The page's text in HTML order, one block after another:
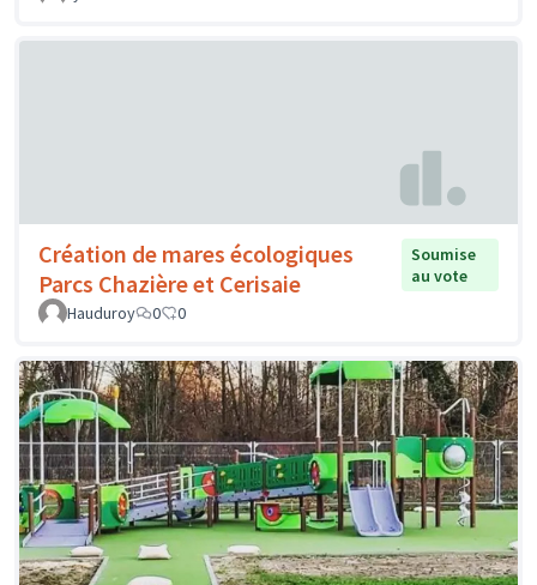
Création de mares écologiques
Parcs Chazière et Cerisaie
Soumise
au vote
Hauduroy
0 0